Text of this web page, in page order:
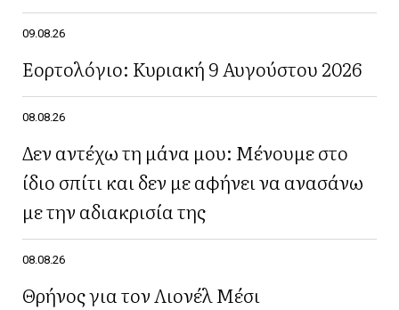
09.08.26
Εορτολόγιο: Κυριακή 9 Αυγούστου 2026
08.08.26
Δεν αντέχω τη μάνα μου: Μένουμε στο
ίδιο σπίτι και δεν με αφήνει να ανασάνω
με την αδιακρισία της
08.08.26
Θρήνος για τον Λιονέλ Μέσι